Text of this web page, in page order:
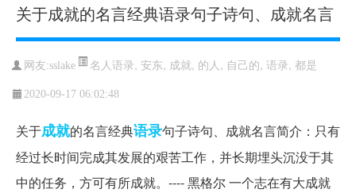
关于成就的名言经典语录句子诗句、成就名言
网友:sslake 名人语录, 安东, 成就, 的人 , 自己的, 语录, 都是
2020-09-17 06:02:48
关于成就的名言经典语录句子诗句、成就名言简介：只有
经过长时间完成其发展的艰苦工作，并长期埋头沉没于其
中的任务，方可有所成就。---- 黑格尔 一个志在有大成就